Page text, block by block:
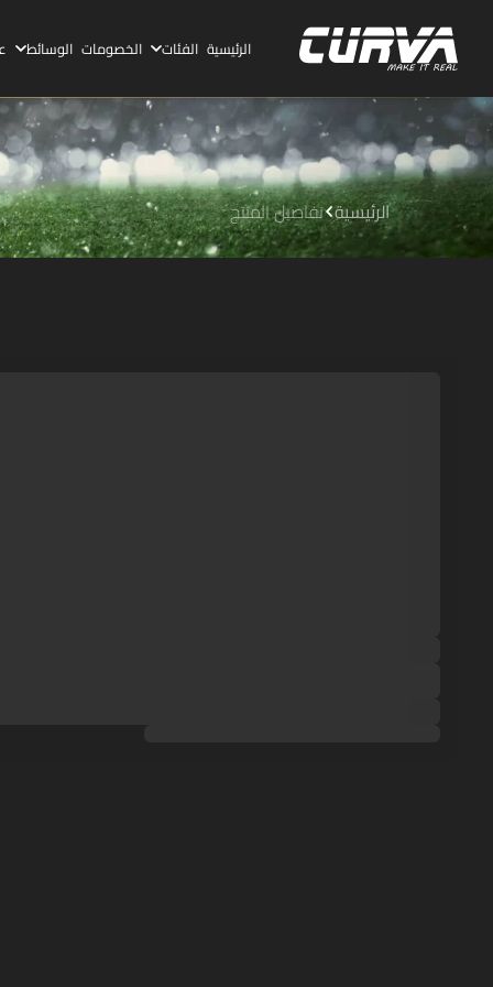
الرئيسية الفئات الخصومات الوسائط
الرئيسية تفاصيل المنتج